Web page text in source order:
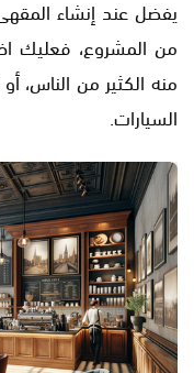
يفضل عند إنشاء
من المشروع، فعليك
منه الكثير من الناس،
السيارات.